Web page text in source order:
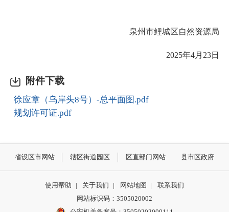
泉州市鲤城区自然资源局
2025年4月23日
附件下载
徐应章（乌岸头8号）-总平面图.pdf
规划许可证.pdf
省设区市网站 辖区街道园区 区直部门网站 县市区政府
使用帮助 | 关于我们 | 网站地图 |
联系我们
网站标识码：3505020002